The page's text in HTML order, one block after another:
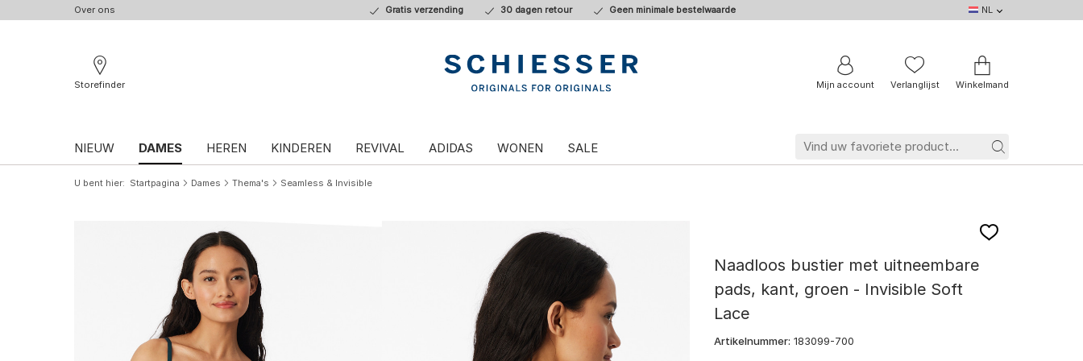
Over ons Gratis verzending 30 dagen retour Geen minimale bestelwaarde
NL
DE
NL
BE
FR
Storefinder
Mijn account Verlanglijst Winkelmand
NIEUW DAMES HEREN KINDEREN REVIVAL ADIDAS WONEN SALE
U bent hier Startpagina Dames Thema's Seamless & Invisible
Naadloos bustier met uitneembare
pads, kant, groen - Invisible Soft
Lace
Artikelnummer: 183099-700